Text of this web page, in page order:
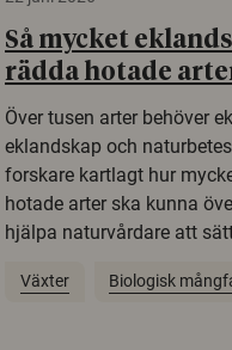
Så mycket
rädda hotade
Över tusen arter behöver
eklandskap och
forskare kartlagt hur
hotade arter ska kunna
hjälpa naturvårdare att
Växter Biologisk